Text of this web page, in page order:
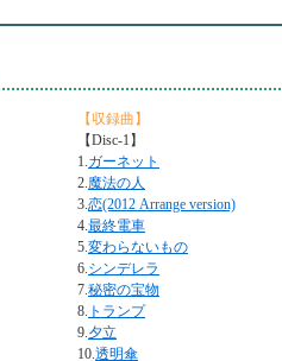
【収録曲】
【Disc-1】
1.ガーネット
2.魔法の人
3.恋(2012 Arrange version)
4.最終電車
5.変わらないもの
6.シンデレラ
7.秘密の宝物
8. トランプ
9.夕立
10.透明傘